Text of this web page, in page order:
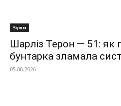
Зірки
Шарліз Терон — 51: як
бунтарка зламала
05.08.2026